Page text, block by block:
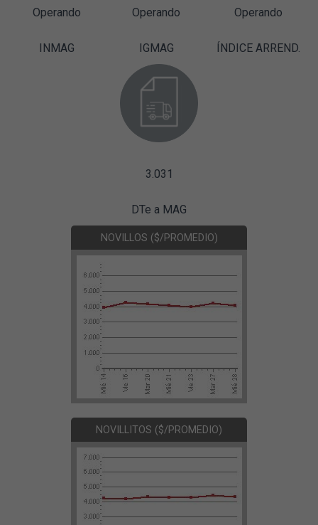
Operando
INMAG
Operando
IGMAG
Operando
ÍNDICE ARREND.
3.031
DTe a MAG
NOVILLOS ($/PROMEDIO)
NOVILLITOS ($/PROMEDIO)